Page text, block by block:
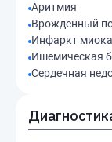
Аритмия
Врожденный
Инфаркт
Ишемическая
Сердечная